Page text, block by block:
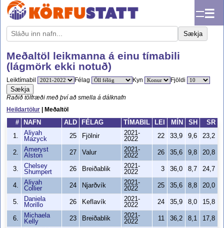
☰
Sækja
Meðaltöl leikmanna á einu tímabili
(lágmörk ekki notuð)
Leiktímabil Félag Kyn Fjöldi
Sækja
Raðið tölfræði með því að smella á dálknafn
Heildartölur | Meðaltöl
#
NAFN ALD FÉLAG TÍMABIL LEI MÍN SH
SR
1.
Aliyah
Mazyck
25 Fjölnir
2021-
2022
22 33,9 9,6 23,2
2.
Ameryst
Alston
27 Valur
2021-
2022
26 35,6 9,8 20,8
3.
Chelsey
Shumpert
26 Breiðablik
2021-
2022
3 36,0 8,7 24,7
4.
Aliyah
Collier
24 Njarðvík
2021-
2022
25 35,6 8,8 20,0
5.
Daniela
Morillo
26 Keflavík
2021-
2022
24 35,9 8,0 15,8
6.
Michaela
Kelly
23 Breiðablik
2021-
2022
11 36,2 8,1 17,8